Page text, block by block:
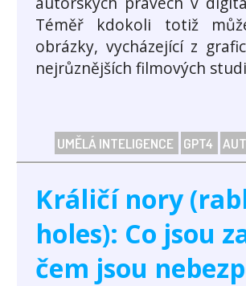
Téměř kdokoli totiž
obrázky, vycházející z
nejrůznějších filmových
UMĚLÁ INTELIGENCE GPT4
Králičí nory
holes): Co jsou
čem jsou